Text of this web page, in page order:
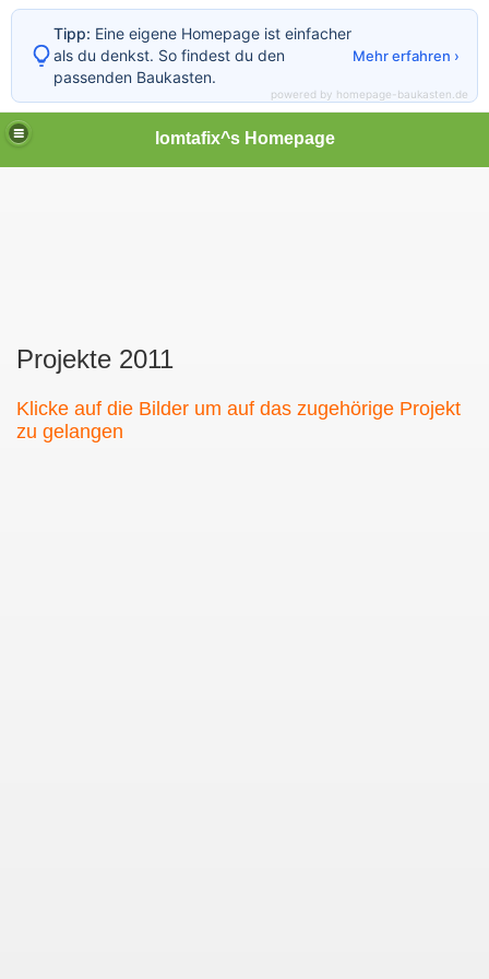
lomtafix^s Homepage
Projekte 2011
Klicke auf die Bilder um auf das zugehörige Projekt
zu gelangen
Tipp: Eine eigene Homepage ist einfacher
als du denkst. So findest du den
passenden Baukasten.
Mehr erfahren ›
powered by homepage-baukasten.de